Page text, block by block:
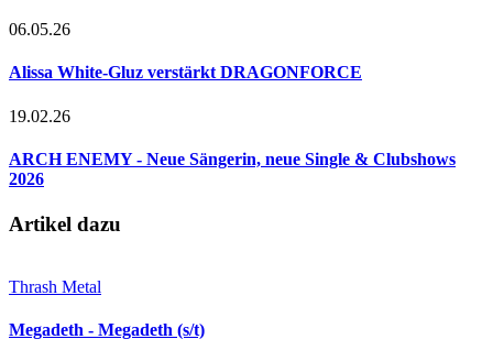
06.05.26
Alissa White-Gluz verstärkt DRAGONFORCE
19.02.26
ARCH ENEMY - Neue Sängerin, neue Single & Clubshows
2026
Artikel dazu
Thrash Metal
Megadeth - Megadeth (s/t)